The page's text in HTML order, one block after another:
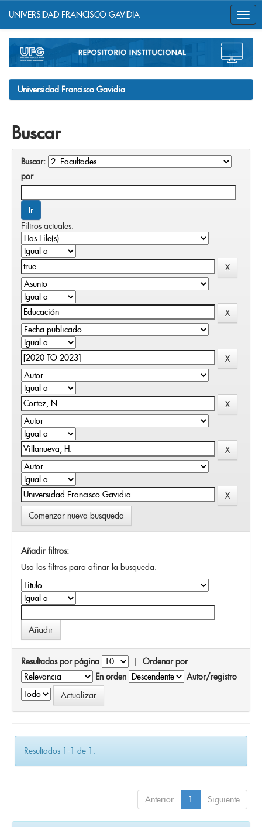
navigation
UNIVERSIDAD FRANCISCO GAVIDIA
Universidad Francisco Gavidia
Buscar
Buscar:
por
Filtros actuales:
Comenzar nueva busqueda
Añadir filtros:
Usa los filtros para afinar la busqueda.
Resultados por página | Ordenar por
En orden
Autor/registro
Resultados 1-1 de 1.
Anterior 1 Siguiente